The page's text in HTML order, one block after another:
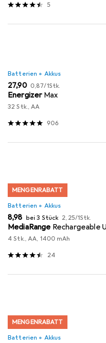
5
Batterien + Akkus
EUR
27,90 EUR
0,87/1Stk.
Energizer Max
32 Stk., AA
906
MENGENRABATT
Batterien + Akkus
EUR
8,98 bei 3 Stück EUR
2,25/1Stk.
MediaRange Rechargeable
4 Stk., AA, 1400 mAh
24
MENGENRABATT
Batterien + Akkus